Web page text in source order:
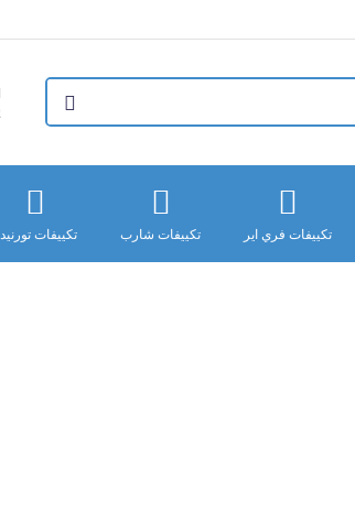
تكييفات فري اير تكييفات شارب تكييفات